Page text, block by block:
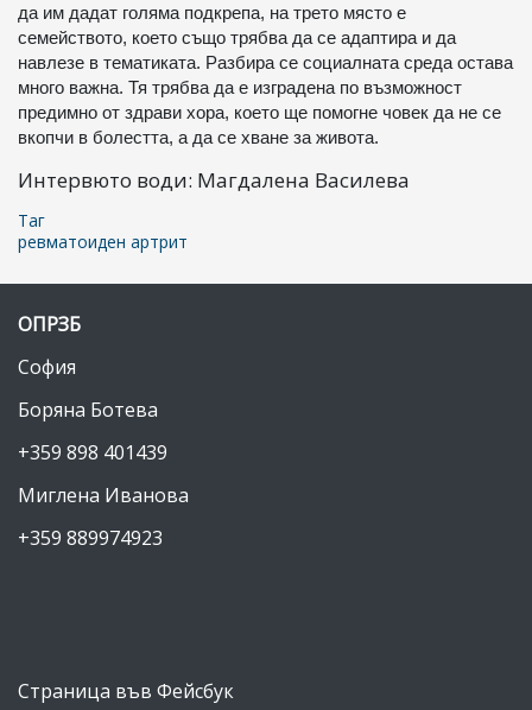
да им дадат голяма подкрепа, на трето място е
семейството, което също трябва да се адаптира и да
навлезе в тематиката. Разбира се социалната среда остава
много важна. Тя трябва да е изградена по възможност
предимно от здрави хора, което ще помогне човек да не се
вкопчи в болестта, а да се хване за живота.
Интервюто води: Магдалена Василева
Таг
ревматоиден артрит
ОПРЗБ
София
Боряна Ботева
+359 898 401439
Миглена Иванова
+359 889974923
Страница във Фейсбук